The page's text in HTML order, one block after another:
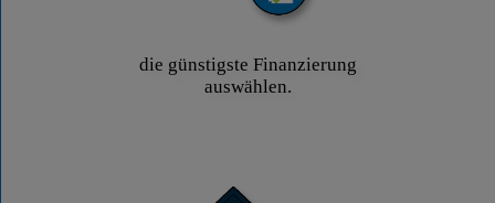
die günstigste Finanzierung
auswählen.